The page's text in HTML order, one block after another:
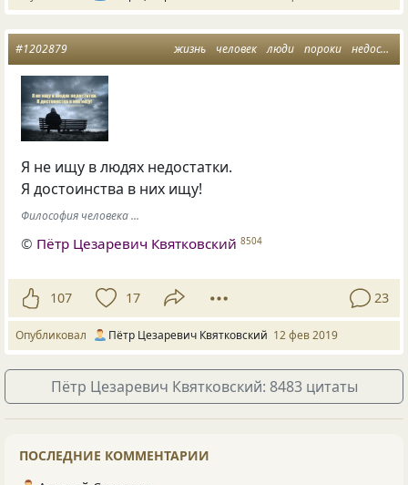
жизнь человек люди пороки недостатки и достоинства
#1202879
Я не ищу в людях недостатки.
Я достоинства в них ищу!
Философия человека ...
© Пётр Цезаревич Квятковский 8504
107 17 23
Опубликовал Пётр Цезаревич Квятковский 12 фев 2019
Пётр Цезаревич Квятковский: 8483 цитаты
ПОСЛЕДНИЕ КОММЕНТАРИИ